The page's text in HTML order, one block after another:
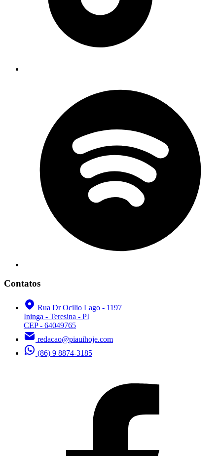
Contatos
Rua Dr Ocilio Lago - 1197
Ininga - Teresina - PI
CEP - 64049765
redacao@piauihoje.com
(86) 9 8874-3185